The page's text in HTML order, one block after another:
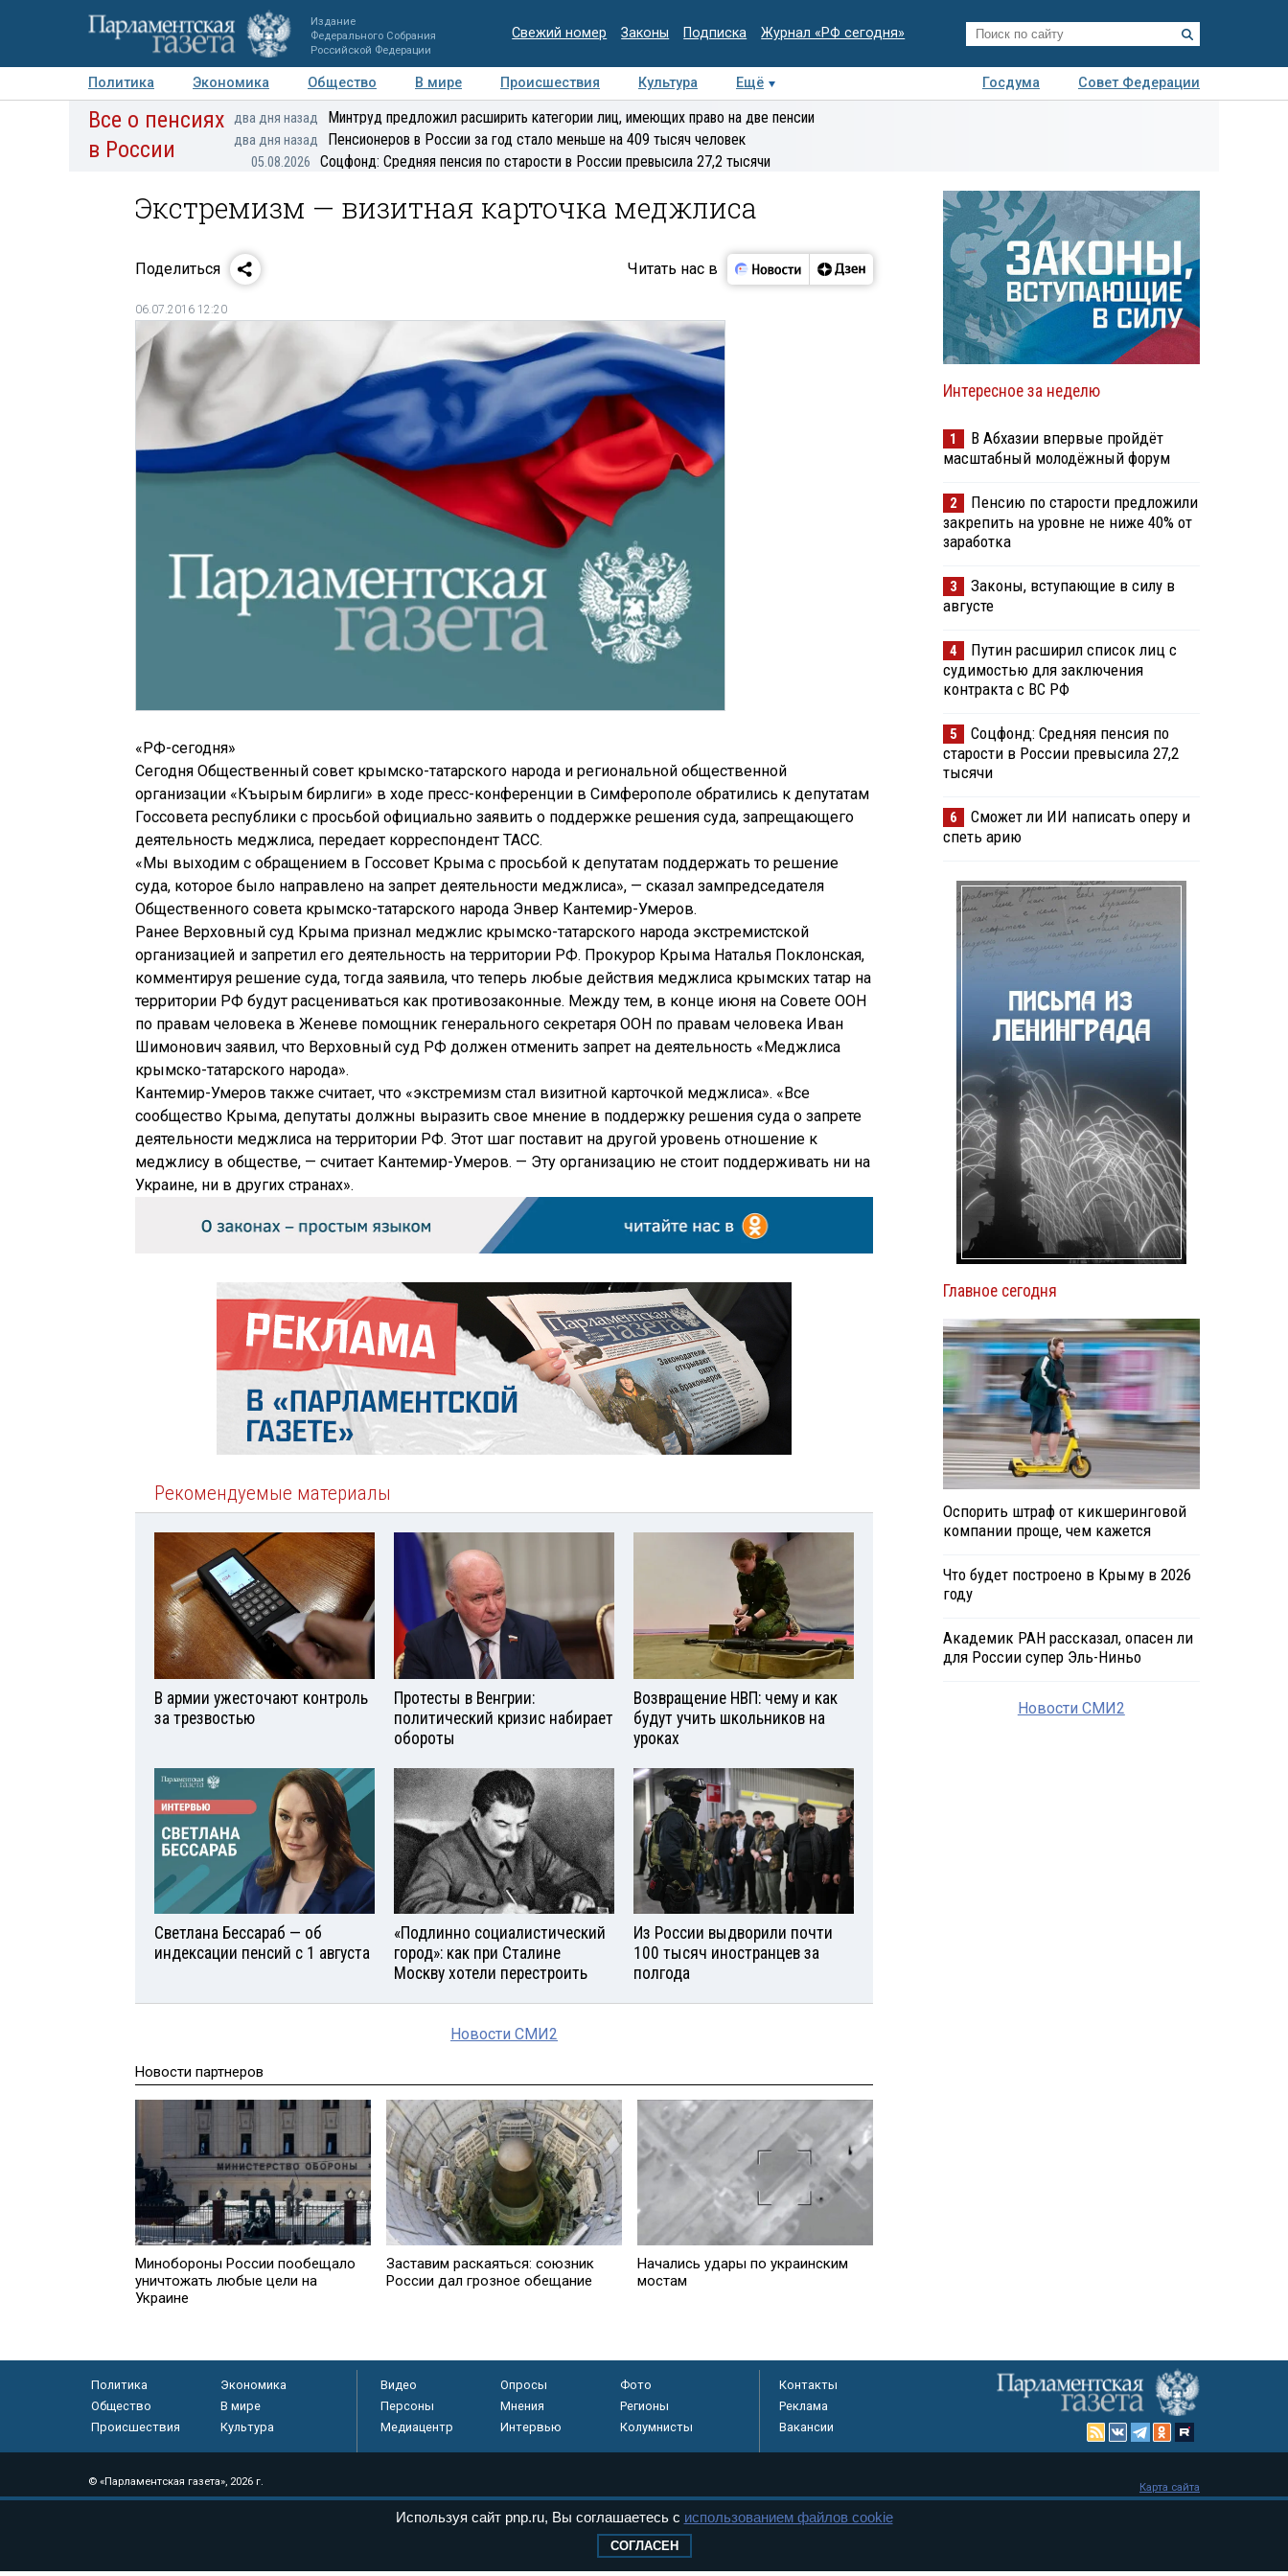
Издание
Федерального Собрания
Российской Федерации
Свежий номер Законы Подписка Журнал «РФ сегодня»
Политика Экономика Общество В мире Происшествия Культура Ещё Госдума
Совет Федерации
Авторы Персоны Мнения Регионы Медиацентр Интервью Колумнисты
Деловая
Все о пенсиях
в России
два дня назад Минтруд предложил расширить категории лиц, имеющих право на две пенсии
два дня назад Пенсионеров в России за год стало меньше на 409 тысяч человек
05.08.2026 Соцфонд: Средняя пенсия по старости в России превысила 27,2 тысячи
Экстремизм — визитная карточка меджлиса
Поделиться Читать нас в
06.07.2016 12:20
«РФ-сегодня»
Сегодня Общественный совет крымско-татарского народа и региональной общественной
организации «Къырым бирлиги» в ходе пресс-конференции в Симферополе обратились к депутатам
Госсовета республики с просьбой официально заявить о поддержке решения суда, запрещающего
деятельность меджлиса, передает корреспондент ТАСС.
«Мы выходим с обращением в Госсовет Крыма с просьбой к депутатам поддержать то решение
суда, которое было направлено на запрет деятельности меджлиса», — сказал зампредседателя
Общественного совета крымско-татарского народа Энвер Кантемир-Умеров.
Ранее Верховный суд Крыма признал меджлис крымско-татарского народа экстремистской
организацией и запретил его деятельность на территории РФ. Прокурор Крыма Наталья Поклонская,
комментируя решение суда, тогда заявила, что теперь любые действия меджлиса крымских татар на
территории РФ будут расцениваться как противозаконные. Между тем, в конце июня на Совете ООН
по правам человека в Женеве помощник генерального секретаря ООН по правам человека Иван
Шимонович заявил, что Верховный суд РФ должен отменить запрет на деятельность «Меджлиса
крымско-татарского народа».
Кантемир-Умеров также считает, что «экстремизм стал визитной карточкой меджлиса». «Все
сообщество Крыма, депутаты должны выразить свое мнение в поддержку решения суда о запрете
деятельности меджлиса на территории РФ. Этот шаг поставит на другой уровень отношение к
меджлису в обществе, — считает Кантемир-Умеров. — Эту организацию не стоит поддерживать ни на
Украине, ни в других странах».
Рекомендуемые материалы
В армии ужесточают контроль
за трезвостью
Протесты в Венгрии:
политический кризис набирает
обороты
Возвращение НВП: чему и как
будут учить школьников на
уроках
Светлана Бессараб — об
индексации пенсий с 1 августа
«Подлинно социалистический
город»: как при Сталине
Москву хотели перестроить
Из России выдворили почти
100 тысяч иностранцев за
полгода
Новости СМИ2
Новости партнеров
Минобороны России пообещало
уничтожать любые цели на
Украине
Заставим раскаяться: союзник
России дал грозное обещание
Начались удары по украинским
мостам
Интересное за неделю
1
В Абхазии впервые пройдёт
масштабный молодёжный форум
2
Пенсию по старости предложили
закрепить на уровне не ниже 40% от
заработка
3
Законы, вступающие в силу в
августе
4
Путин расширил список лиц с
судимостью для заключения
контракта с ВС РФ
5
Соцфонд: Средняя пенсия по
старости в России превысила 27,2
тысячи
6
Сможет ли ИИ написать оперу и
спеть арию
Главное сегодня
Оспорить штраф от кикшеринговой
компании проще, чем кажется
Что будет построено в Крыму в 2026
году
Академик РАН рассказал, опасен ли
для России супер Эль-Ниньо
Новости СМИ2
Политика
Экономика
Общество
В мире
Происшествия
Культура
Видео Опросы
Фото
Персоны
Мнения
Регионы
Медиацентр
Интервью Колумнисты
Контакты
Реклама
Вакансии
© «Парламентская газета», 2026 г.
Электронное периодическое издание «Парламентская газета» зарегистрировано в
Федеральной службе по надзору в сфере связи, информационных технологий и
Карта сайта
Используя сайт pnp.ru, Вы соглашаетесь с использованием файлов cookie
СОГЛАСЕН